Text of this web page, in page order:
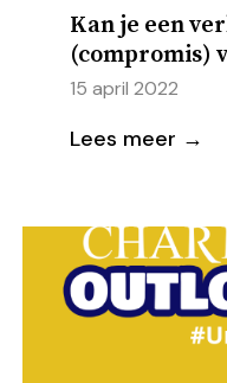
Kan je een
(compromis)
15 april 2022
Lees meer →